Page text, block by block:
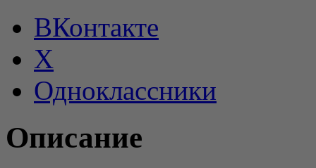
ВКонтакте
X
Одноклассники
Описание